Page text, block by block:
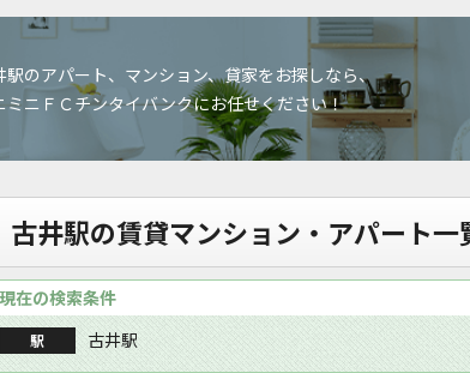
駅のアパート、マンション、貸家をお探しなら、
ミニＦＣチンタイバンクにお任せください！
古井駅の賃貸マンション・アパート一
現在の検索条件
駅 古井駅